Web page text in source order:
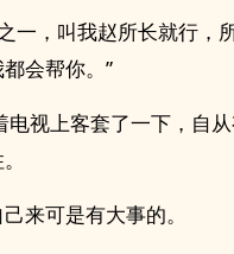
一，叫我赵所长就行，
会帮你。”
视上客套了一下，自
来可是有大事的。